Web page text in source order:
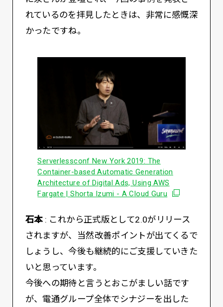
れているのを拝見したときは、非常に感慨深
かったですね。
Serverlessconf New York 2019: The
Container-based Automatic Generation
Architecture of Digital Ads, Using AWS
Fargate | Shorta Izumi - A Cloud Guru 別ウィンドウ
石本: これから正式版として2.0がリリース
されますが、当然改善ポイントが出てくるで
しょうし、今後も継続的にご支援していきた
いと思っています。
今後への期待と言うとおこがましい話です
が、電通グループ全体でシナジーを出した